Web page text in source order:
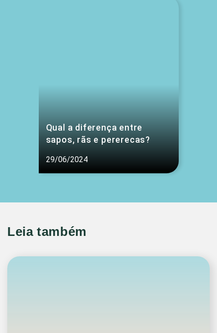
Qual a diferença entre
sapos, rãs e pererecas?
29/06/2024
Leia também